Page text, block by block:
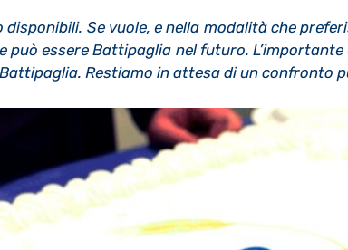
disponibili. Se vuole, e nella modalità che
può essere Battipaglia nel futuro.
Restiamo in attesa di un confronto